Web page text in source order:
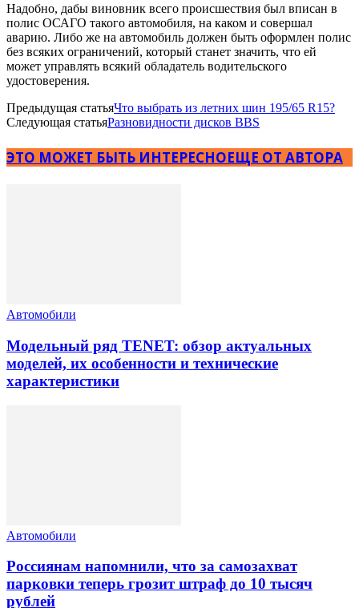
Надобно, дабы виновник всего происшествия был вписан в
полис ОСАГО такого автомобиля, на каком и совершал
аварию. Либо же на автомобиль должен быть оформлен полис
без всяких ограничений, который станет значить, что ей
может управлять всякий обладатель водительского
удостоверения.
Предыдущая статьяЧто выбрать из летних шин 195/65 R15?
Следующая статьяРазновидности дисков BBS
ЭТО МОЖЕТ БЫТЬ ИНТЕРЕСНОЕЩЕ ОТ АВТОРА
Автомобили
Модельный ряд TENET: обзор актуальных
моделей, их особенности и технические
характеристики
Автомобили
Россиянам напомнили, что за самозахват
парковки теперь грозит штраф до 10 тысяч
рублей